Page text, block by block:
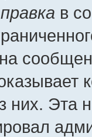
правка в
на
них. Эта